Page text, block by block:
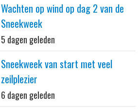
Wachten op wind op dag 2 van de
Sneekweek
5 dagen geleden
Sneekweek van start met veel
zeilplezier
6 dagen geleden